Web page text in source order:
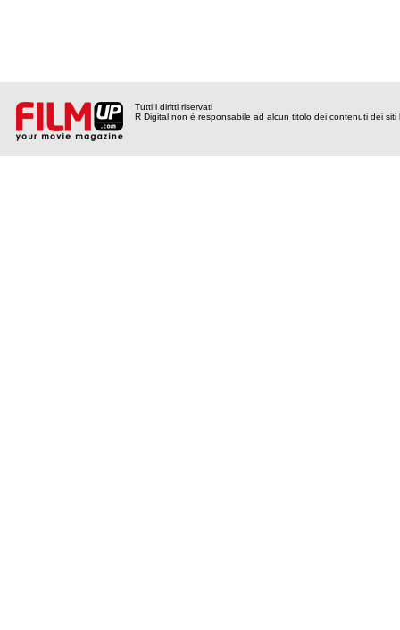
Tutti i diritti riservati
R Digital non è responsabile ad alcun titolo dei contenuti dei siti